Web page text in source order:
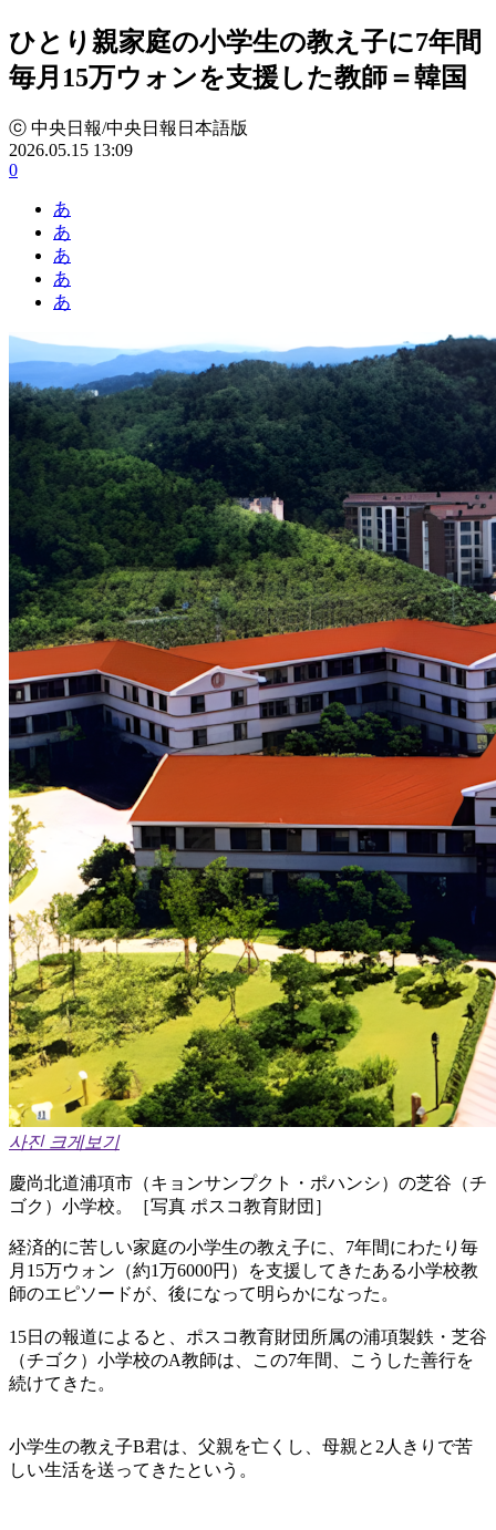
ひとり親家庭の小学生の教え子に7年間
毎月15万ウォンを支援した教師＝韓国
ⓒ 中央日報/中央日報日本語版
2026.05.15 13:09
0
あ
あ
あ
あ
あ
사진 크게보기
慶尚北道浦項市（キョンサンプクト・ポハンシ）の芝谷（チ
ゴク）小学校。［写真 ポスコ教育財団］
経済的に苦しい家庭の小学生の教え子に、7年間にわたり毎
月15万ウォン（約1万6000円）を支援してきたある小学校教
師のエピソードが、後になって明らかになった。
15日の報道によると、ポスコ教育財団所属の浦項製鉄・芝谷
（チゴク）小学校のA教師は、この7年間、こうした善行を
続けてきた。
小学生の教え子B君は、父親を亡くし、母親と2人きりで苦
しい生活を送ってきたという。